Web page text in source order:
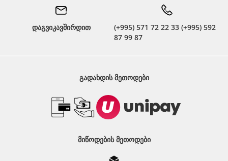
დაგვიკავშირდით
(+995) 571 72 22 33 (+995) 592
87 99 87
ᲒᲐᲓᲐᲮᲓᲘᲡ ᲛᲔᲗᲝᲓᲔᲑᲘ
ᲛᲘᲬᲝᲓᲔᲑᲘᲡ ᲛᲔᲗᲝᲓᲔᲑᲘ